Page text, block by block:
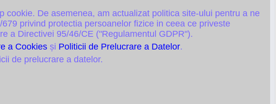
De asemenea, am actualizat politica site-ului pentru a ne
privind protectia persoanelor fizice in ceea ce priveste
a Directivei 95/46/CE ("Regulamentul GDPR").
a Cookies și Politicii de Prelucrare a Datelor.
de prelucrare a datelor.